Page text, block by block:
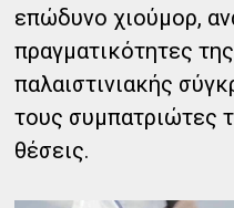
επώδυνο χιούμορ,
πραγματικότητες
παλαιστινιακής
τους συμπατριώτες
θέσεις.